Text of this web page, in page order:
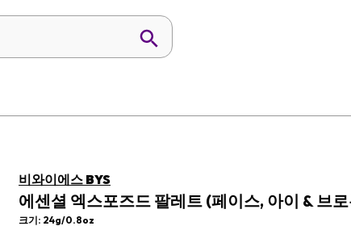
비와이에스 BYS
에센셜 엑스포즈드 팔레트 (페이스, 아이 & 브
크기: 24g/0.8oz